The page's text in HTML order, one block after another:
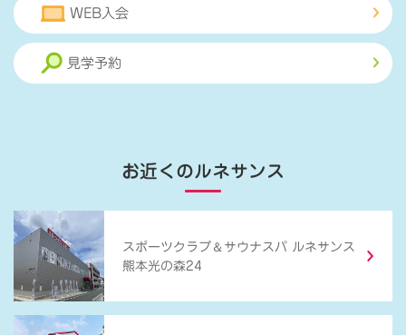
WEB入会
見学予約
お近くのルネサンス
スポーツクラブ ＆ サウナスパ ルネサンス
熊本光の森24